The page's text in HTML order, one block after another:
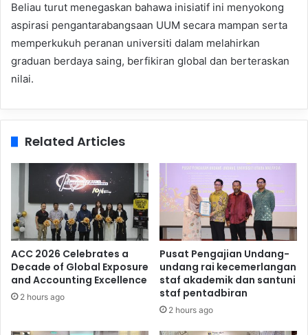
Beliau turut menegaskan bahawa inisiatif ini menyokong
aspirasi pengantarabangsaan UUM secara mampan serta
memperkukuh peranan universiti dalam melahirkan
graduan berdaya saing, berfikiran global dan berteraskan
nilai.
Related Articles
ACC 2026 Celebrates a
Decade of Global Exposure
and Accounting Excellence
2 hours ago
Pusat Pengajian Undang-
undang rai kecemerlangan
staf akademik dan santuni
staf pentadbiran
2 hours ago